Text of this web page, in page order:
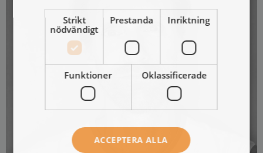
Strikt
nödvändigt
Prestanda Inriktning
Funktioner Oklassificerade
ACCEPTERA ALLA